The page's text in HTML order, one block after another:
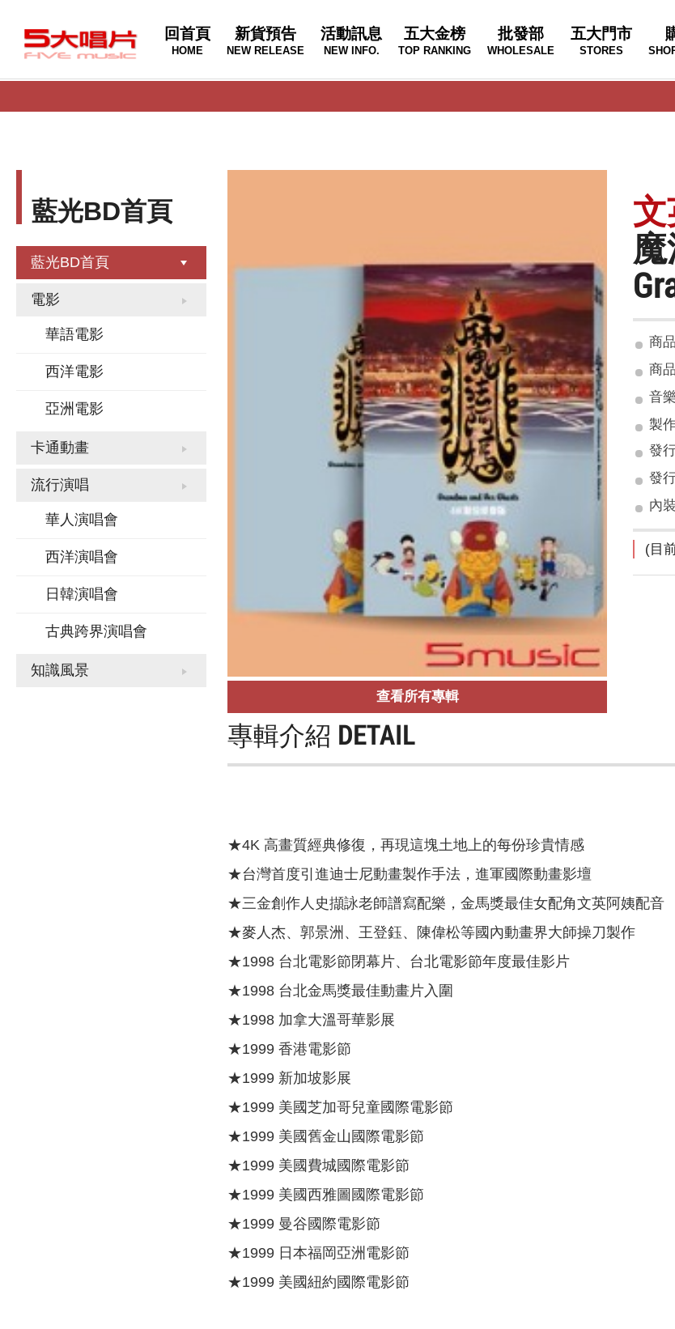
回首頁
HOME
新貨預告
NEW RELEASE
活動訊息
NEW INFO.
五大金榜
TOP RANKING
批發部
WHOLESALE
五大門市
STORES
藍光BD首頁
藍光BD首頁
電影
華語電影
西洋電影
亞洲電影
卡通動畫
流行演唱
華人演唱會
西洋演唱會
日韓演唱會
古典跨界演唱會
知識風景
查看所有專輯
商
商
音
製
發
發
內
(目
專輯介紹 DETAIL
★4K 高畫質經典修復，再現這塊土地上的每份珍貴情感
★台灣首度引進迪士尼動畫製作手法，進軍國際動畫影壇
★三金創作人史擷詠老師譜寫配樂，金馬獎最佳女配角文英阿姨配音
★麥人杰、郭景洲、王登鈺、陳偉松等國內動畫界大師操刀製作
★1998 台北電影節閉幕片、台北電影節年度最佳影片
★1998 台北金馬獎最佳動畫片入圍
★1998 加拿大溫哥華影展
★1999 香港電影節
★1999 新加坡影展
★1999 美國芝加哥兒童國際電影節
★1999 美國舊金山國際電影節
★1999 美國費城國際電影節
★1999 美國西雅圖國際電影節
★1999 曼谷國際電影節
★1999 日本福岡亞洲電影節
★1999 美國紐約國際電影節